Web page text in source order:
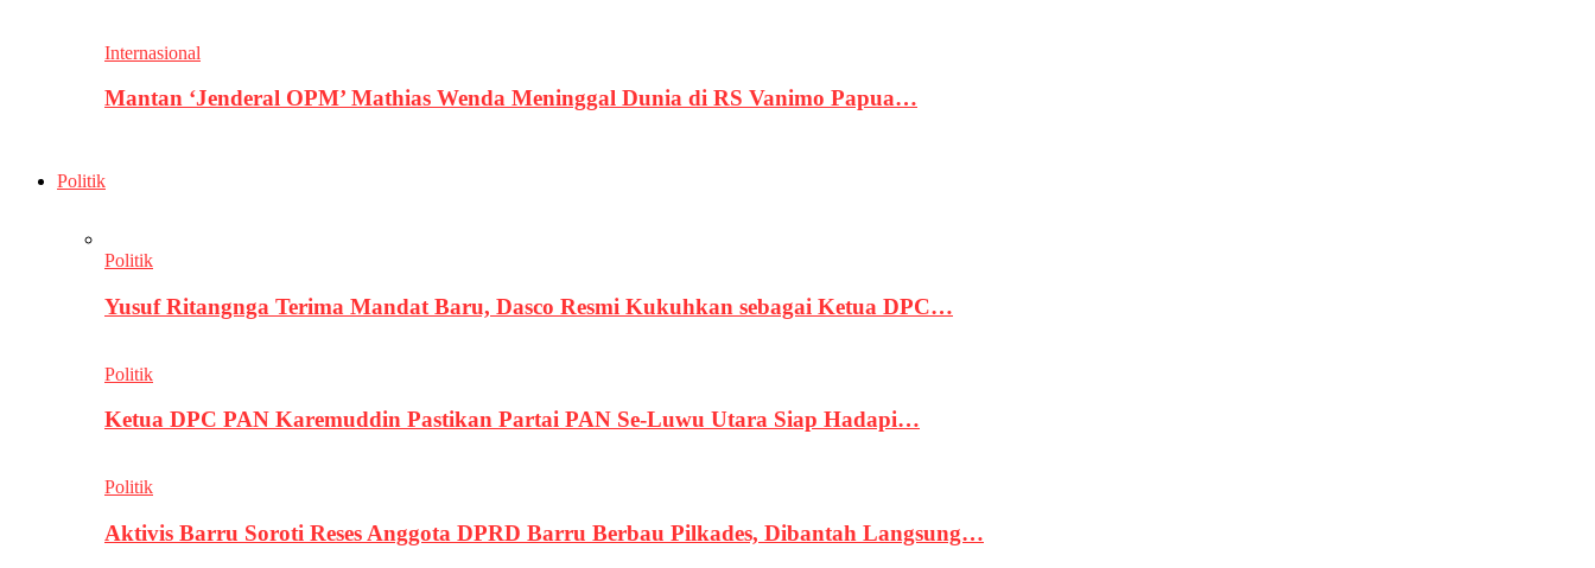
Internasional
Mantan ‘Jenderal OPM’ Mathias Wenda Meninggal Dunia di RS Vanimo Papua…
Politik
Politik
Yusuf Ritangnga Terima Mandat Baru, Dasco Resmi Kukuhkan sebagai Ketua DPC…
Politik
Ketua DPC PAN Karemuddin Pastikan Partai PAN Se-Luwu Utara Siap Hadapi…
Politik
Aktivis Barru Soroti Reses Anggota DPRD Barru Berbau Pilkades, Dibantah Langsung…